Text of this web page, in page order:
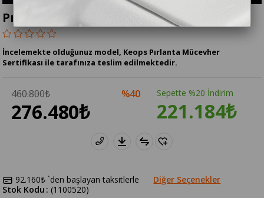
Pırlanta 2 Karat Gurmet Bileklik
İncelemekte olduğunuz model, Keops Pırlanta Mücevher
Sertifikası ile tarafınıza teslim edilmektedir.
460.800₺
276.480₺
40 Sepette %20 İndirim
221.184₺
92.160₺ `den başlayan taksitlerle
Diğer Seçenekler
(1100520)
Stok Kodu